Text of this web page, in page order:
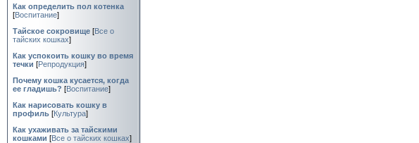
Как определить пол котенка
[Воспитание]
Тайское сокровище [Все о
тайских кошках]
Как успокоить кошку во время
течки [Репродукция]
Почему кошка кусается, когда
ее гладишь? [Воспитание]
Как нарисовать кошку в
профиль [Культура]
Как ухаживать за тайскими
кошками [Все о тайских кошках]